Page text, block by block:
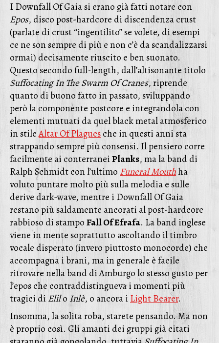
I Downfall Of Gaia si erano già fatti notare con
Epos, disco post-hardcore di discendenza crust
(parlate di crust “ingentilito” se volete, di esempi
ce ne son sempre di più e non c’è da scandalizzarsi
ormai) decisamente riuscito e ben suonato.
Questo secondo full-length, dall’altisonante titolo
Suffocating In The Swarm Of Cranes, riprende
quanto di buono fatto in passato, sviluppando
però la componente postcore e integrandola con
elementi mutuati da quel black metal atmosferico
in stileAltar Of Plaguesche in questi anni sta
strappando sempre più consensi. Il pensiero corre
facilmente ai conterraneiPlanks, ma la band di
Ralph Schmidt con l’ultimo Funeral Mouthha
voluto puntare molto più sulla melodia e sulle
derive dark-wave, mentre i Downfall Of Gaia
restano più saldamente ancorati al post-hardcore
rabbioso di stampoFall Of Efrafa. La band inglese
viene in mente soprattutto ascoltando il timbro
vocale disperato (invero piuttosto monocorde) che
accompagna i brani, ma in generale è facile
ritrovare nella band di Amburgo lo stesso gusto per
l’epos che contraddistingueva i momenti più
tragici di Elilo Inlè, o ancora i Light Bearer.
Insomma, la solita roba, starete pensando. Ma non
è proprio così. Gli amanti dei gruppi già citati